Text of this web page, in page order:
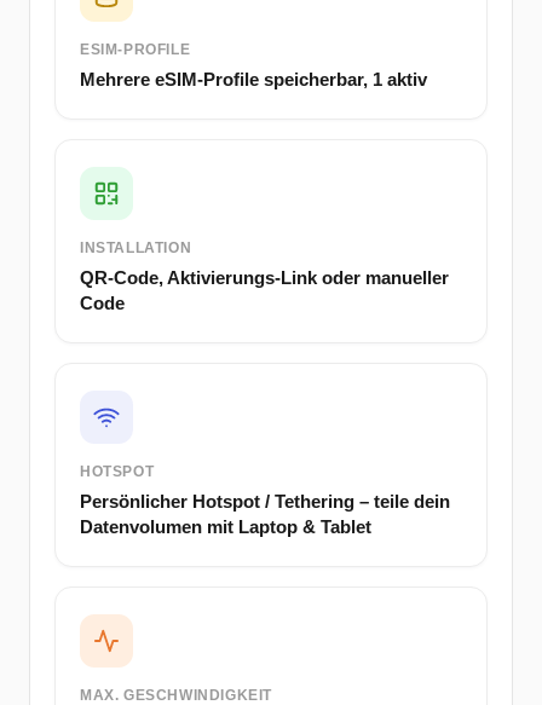
ESIM-PROFILE
Mehrere eSIM-Profile speicherbar, 1 aktiv
INSTALLATION
QR-Code, Aktivierungs-Link oder manueller
Code
HOTSPOT
Persönlicher Hotspot / Tethering – teile dein
Datenvolumen mit Laptop & Tablet
MAX. GESCHWINDIGKEIT